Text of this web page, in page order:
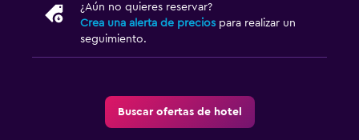
¿Aún no quieres reservar?
Crea una alerta de precios para realizar un
seguimiento.
Buscar ofertas de hotel